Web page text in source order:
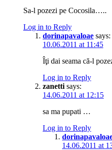
Sa-l pozezi pe Cocosila…..
Log in to Reply
dorinapavaloae says:
10.06.2011 at 11:45
Îţi dai seama că-l
Log in to Reply
zanetti says:
14.06.2011 at 12:15
sa ma pupati …
Log in to Reply
14.06.2011 at